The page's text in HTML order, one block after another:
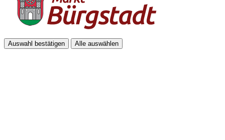
Auswahl bestätigen Alle auswählen